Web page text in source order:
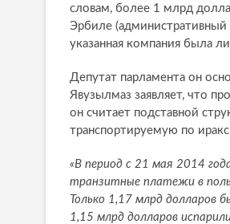
словам, более 1 млрд
Эрбиле (административный
указанная компания была
Депутат парламента он
Явузылмаз заявляет, что
он считает подставной
транспортируемую по
«В период с 21 мая 2014
транзитные платежи в
Только 1,17 млрд долларов
1,15 млрд долларов